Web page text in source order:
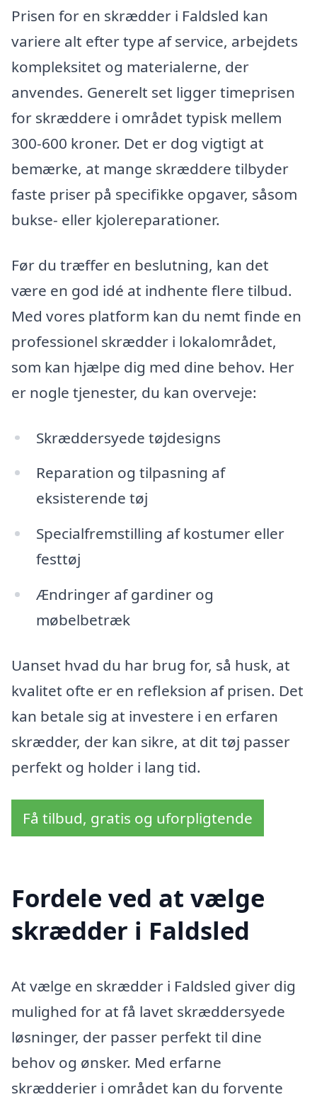
Prisen for en skrædder i Faldsled kan
variere alt efter type af service, arbejdets
kompleksitet og materialerne, der
anvendes. Generelt set ligger timeprisen
for skræddere i området typisk mellem
300-600 kroner. Det er dog vigtigt at
bemærke, at mange skræddere tilbyder
faste priser på specifikke opgaver, såsom
bukse- eller kjolereparationer.
Før du træffer en beslutning, kan det
være en god idé at indhente flere tilbud.
Med vores platform kan du nemt finde en
professionel skrædder i lokalområdet,
som kan hjælpe dig med dine behov. Her
er nogle tjenester, du kan overveje:
Skræddersyede tøjdesigns
Reparation og tilpasning af
eksisterende tøj
Specialfremstilling af kostumer eller
festtøj
Ændringer af gardiner og
møbelbetræk
Uanset hvad du har brug for, så husk, at
kvalitet ofte er en refleksion af prisen. Det
kan betale sig at investere i en erfaren
skrædder, der kan sikre, at dit tøj passer
perfekt og holder i lang tid.
Få tilbud, gratis og uforpligtende
Fordele ved at vælge
skrædder i Faldsled
At vælge en skrædder i Faldsled giver dig
mulighed for at få lavet skræddersyede
løsninger, der passer perfekt til dine
behov og ønsker. Med erfarne
skrædderier i området kan du forvente